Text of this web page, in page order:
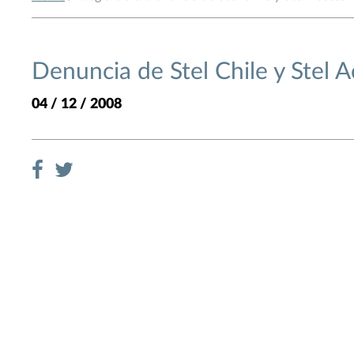
Denuncia de Stel Chile y Stel
04 / 12 / 2008